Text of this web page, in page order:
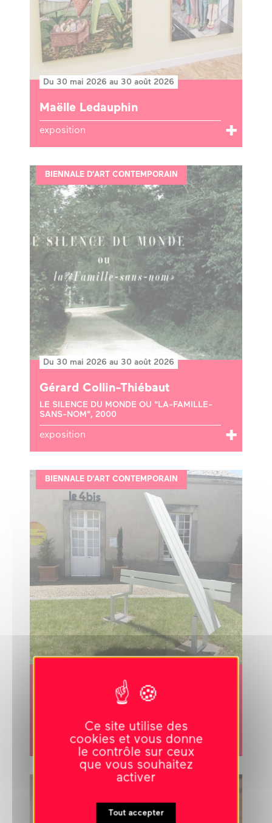
Du 30 mai 2026 au 30 août 2026
Maëlle Ledauphin
exposition
BIENNALE D'ART CONTEMPORAIN
Du 30 mai 2026 au 30 août 2026
Gérard Collin-Thiébaut
LE SILENCE DU MONDE OU "LA-FAMILLE-
SANS-NOM", 2000
exposition
BIENNALE D'ART CONTEMPORAIN
MODIFIED SOCIAL BENCH H, 2006
exposition
BIENNALE D'ART CONTEMPORAIN
Ce site utilise des
cookies et vous donne
le contrôle sur ceux
que vous souhaitez
activer
Tout accepter